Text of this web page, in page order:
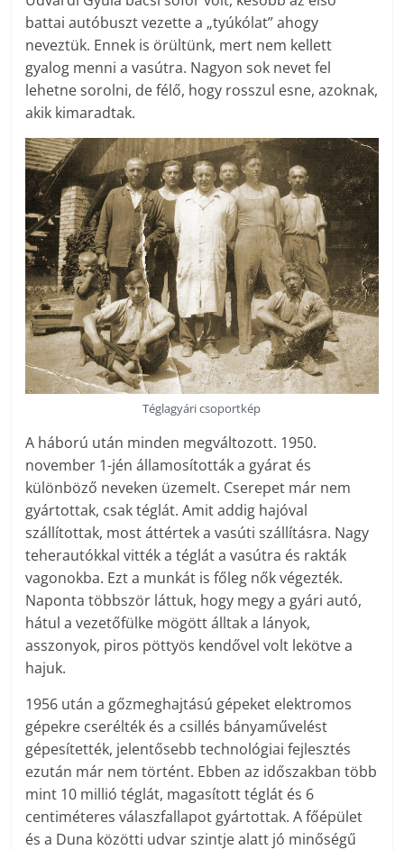
battai autóbuszt vezette a „tyúkólat” ahogy
neveztük. Ennek is örültünk, mert nem kellett
gyalog menni a vasútra. Nagyon sok nevet fel
lehetne sorolni, de félő, hogy rosszul esne, azoknak,
akik kimaradtak.
Téglagyári csoportkép
A háború után minden megváltozott. 1950.
november 1-jén államosították a gyárat és
különböző neveken üzemelt. Cserepet már nem
gyártottak, csak téglát. Amit addig hajóval
szállítottak, most áttértek a vasúti szállításra. Nagy
teherautókkal vitték a téglát a vasútra és rakták
vagonokba. Ezt a munkát is főleg nők végezték.
Naponta többször láttuk, hogy megy a gyári autó,
hátul a vezetőfülke mögött álltak a lányok,
asszonyok, piros pöttyös kendővel volt lekötve a
hajuk.
1956 után a gőzmeghajtású gépeket elektromos
gépekre cserélték és a csillés bányaművelést
gépesítették, jelentősebb technológiai fejlesztés
ezután már nem történt. Ebben az időszakban több
mint 10 millió téglát, magasított téglát és 6
centiméteres válaszfallapot gyártottak. A főépület
és a Duna közötti udvar szintje alatt jó minőségű